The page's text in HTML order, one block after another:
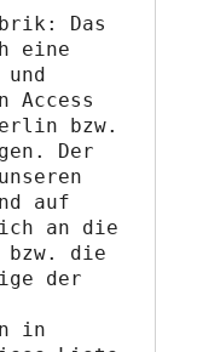
Das
eine
Access
bzw.
Der
auf
an die
die
der
in